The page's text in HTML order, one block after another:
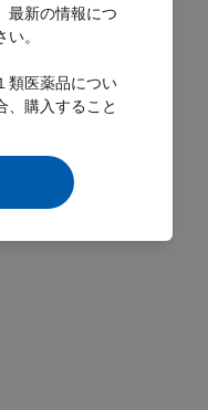
最新の情報につ
。
類医薬品につい
、購入すること